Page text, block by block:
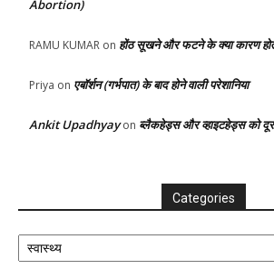
Abortion)
RAMU KUMAR on होंठ सूखने और फटने के क्या कारण
Priya on एबॉर्शन (गर्भपात) के बाद होने वाली परेशानिया
Ankit Upadhyayon ब्लैकहेड्स और व्हाइटहेड्स को
Categories
Categories